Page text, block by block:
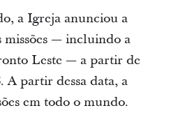
a Igreja anunciou a
missões — incluindo a
Leste — a partir de
A partir dessa data, a
em todo o mundo.